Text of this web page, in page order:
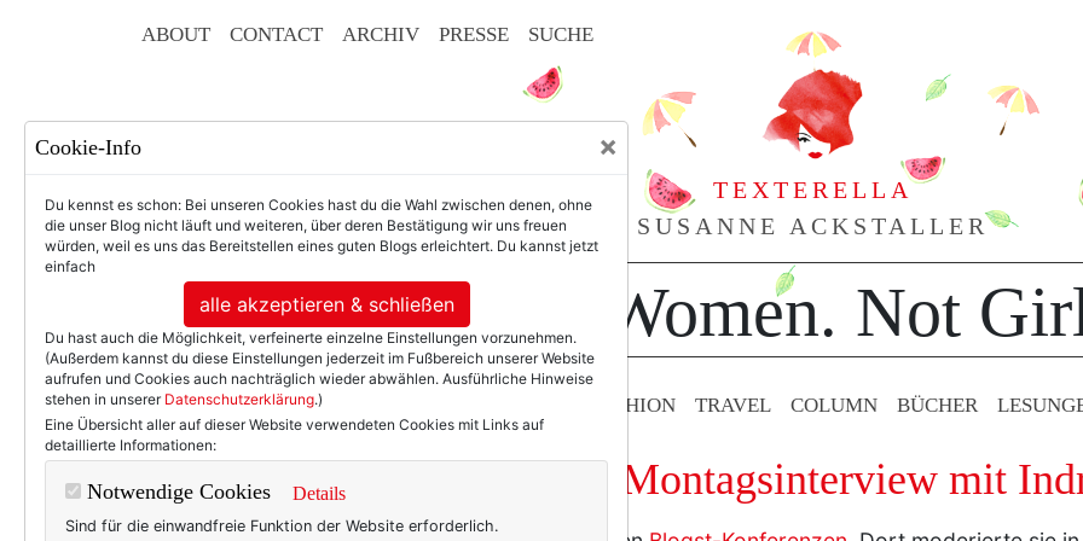
ABOUT CONTACT ARCHIV PRESSE SUCHE
TEXTERELLA
SUSANNE ACKSTALLER
For Women. Not
BEAUTY & FASHION TRAVEL COLUMN BÜCHER
Frauen über 40: Das Montagsinterview mit
Cookie-Info ×
Du kennst es schon: Bei unseren Cookies hast du die Wahl zwischen denen, ohne
die unser Blog nicht läuft und weiteren, über deren Bestätigung wir uns freuen
würden, weil es uns das Bereitstellen eines guten Blogs erleichtert. Du kannst jetzt
einfach
alle akzeptieren & schließen
Du hast auch die Möglichkeit, verfeinerte einzelne Einstellungen vorzunehmen.
(Außerdem kannst du diese Einstellungen jederzeit im Fußbereich unserer Website
aufrufen und Cookies auch nachträglich wieder abwählen. Ausführliche Hinweise
stehen in unserer Datenschutzerklärung.)
Eine Übersicht aller auf dieser Website verwendeten Cookies mit Links auf
detaillierte Informationen:
Notwendige Cookies Details
Sind für die einwandfreie Funktion der Website erforderlich.